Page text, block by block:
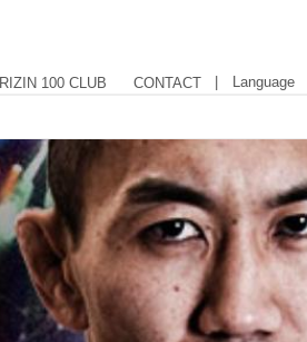
RIZIN 100 CLUB CONTACT | Language